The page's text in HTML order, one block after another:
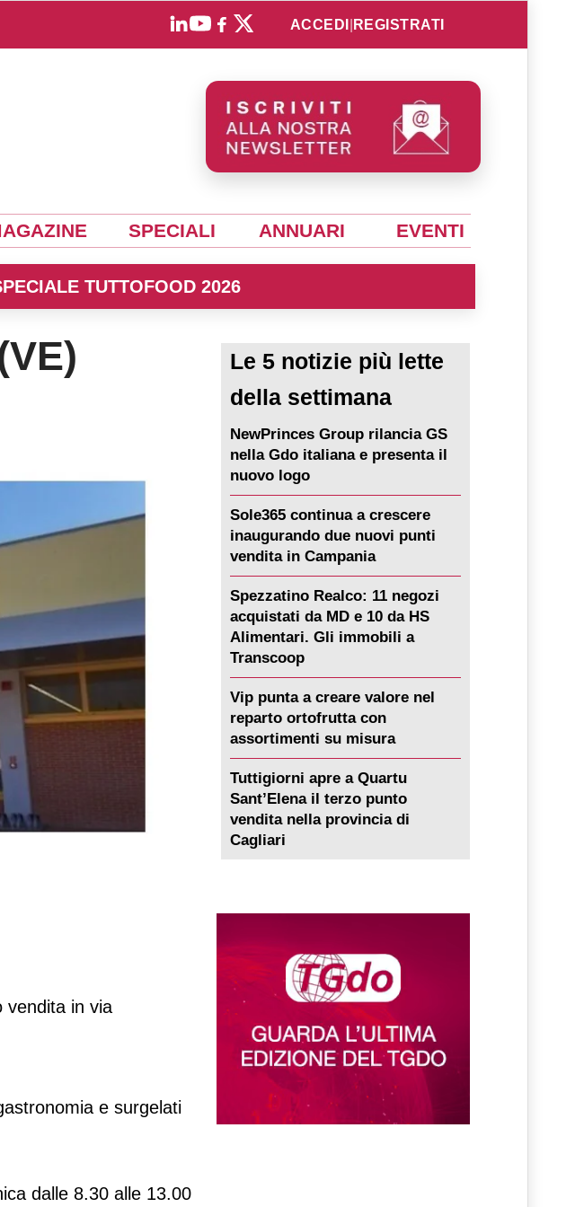
ACCEDI REGISTRATI
SPECIALI ANNUARI EVENTI
TUTTOFOOD 2026
vendita in via
e surgelati
dalle 8.30 alle 13.00
Le 5 notizie più lette
della settimana
NewPrinces Group rilancia GS
nella Gdo italiana e presenta il
nuovo logo
Sole365 continua a crescere
inaugurando due nuovi punti
vendita in Campania
Spezzatino Realco: 11 negozi
acquistati da MD e 10 da HS
Alimentari. Gli immobili a
Transcoop
Vip punta a creare valore nel
reparto ortofrutta con
assortimenti su misura
Tuttigiorni apre a Quartu
Sant’Elena il terzo punto
vendita nella provincia di
Cagliari